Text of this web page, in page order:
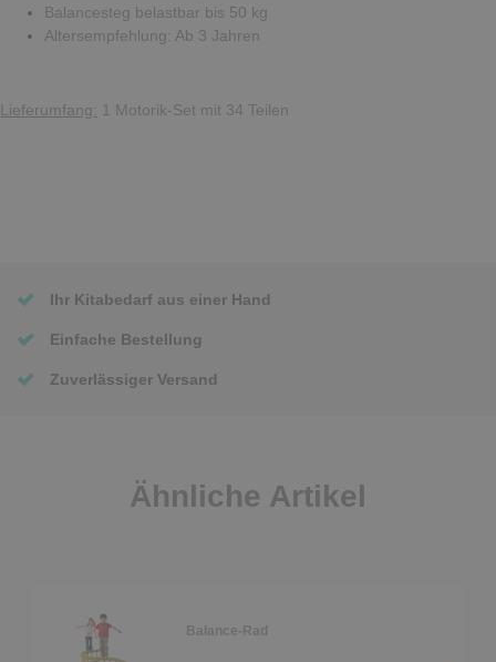
Balancesteg belastbar bis 50 kg
Altersempfehlung: Ab 3 Jahren
Lieferumfang: 1 Motorik-Set mit 34 Teilen
Ihr Kitabedarf aus einer Hand
Einfache Bestellung
Zuverlässiger Versand
Ähnliche Artikel
Balance-Rad